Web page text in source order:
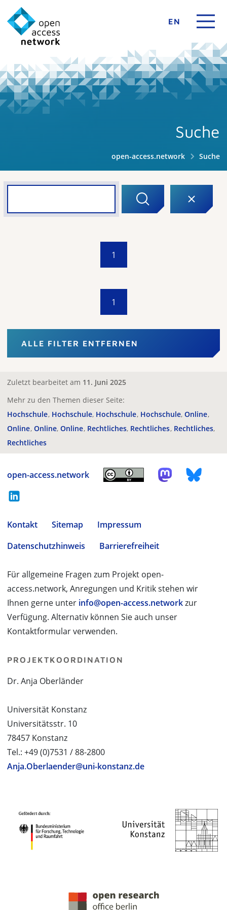
EN
Suche
open-access.network Suche
1
1
ALLE FILTER ENTFERNEN
Zuletzt bearbeitet am 11. Juni 2025
Mehr zu den Themen dieser Seite:
Hochschule Hochschule Hochschule Hochschule Online
Online Online Online Rechtliches Rechtliches Rechtliches
Rechtliches
open-access.network
Kontakt Sitemap
Impressum
Datenschutzhinweis
Barrierefreiheit
Für allgemeine Fragen zum Projekt open-
access.network, Anregungen und Kritik stehen wir
Ihnen gerne unter info@open-access.networkzur
Verfügung. Alternativ können Sie auch unser
Kontaktformular verwenden.
PROJEKTKOORDINATION
Dr. Anja Oberländer
Universität Konstanz
Universitätsstr. 10
78457 Konstanz
Tel.: +49 (0)7531 / 88-2800
Anja.Oberlaender@uni-konstanz.de